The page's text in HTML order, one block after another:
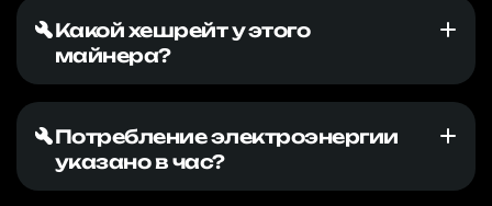
Какой хешрейт у этого
майнера?
Потребление электроэнергии
указано в час?